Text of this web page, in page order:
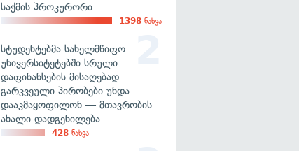
საქმის პროკურორი
1398 ნახვა
სტუდენტებმა სახელმწიფო
უნივერსიტეტებში სრული
დაფინანსების მისაღებად
გარკვეული პირობები უნდა
დააკმაყოფილონ — მთავრობის
ახალი დადგენილება
428 ნახვა